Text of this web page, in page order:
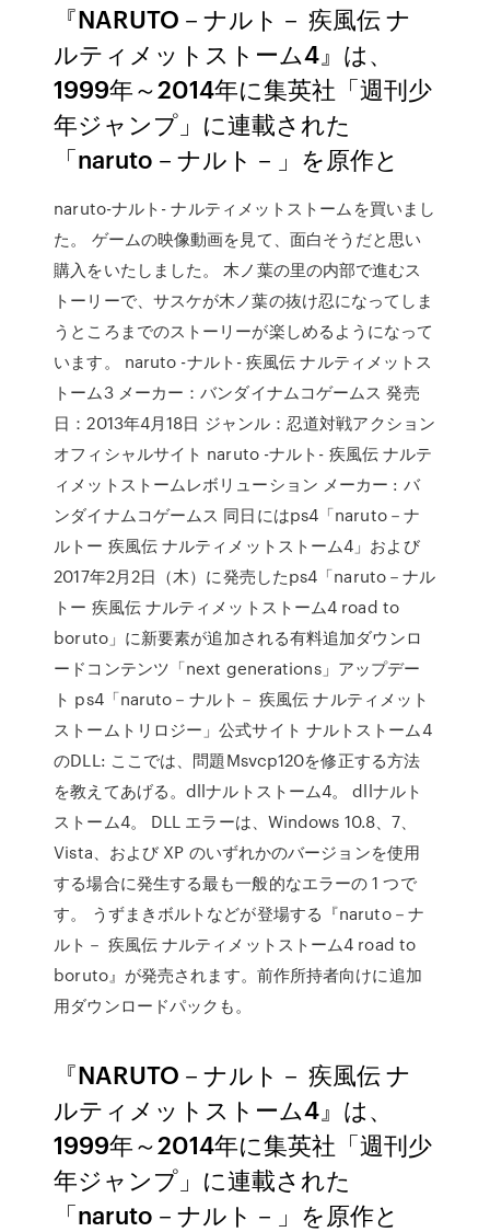
『NARUTO－ナルト－ 疾風伝 ナ
ルティメットストーム4』は、
1999年～2014年に集英社「週刊少
年ジャンプ」に連載された
「naruto－ナルト－」を原作と
naruto-ナルト- ナルティメットストームを買いまし
た。 ゲームの映像動画を見て、面白そうだと思い
購入をいたしました。 木ノ葉の里の内部で進むス
トーリーで、サスケが木ノ葉の抜け忍になってしま
うところまでのストーリーが楽しめるようになって
います。 naruto -ナルト- 疾風伝 ナルティメットス
トーム3 メーカー：バンダイナムコゲームス 発売
日：2013年4月18日 ジャンル：忍道対戦アクション
オフィシャルサイト naruto -ナルト- 疾風伝 ナルテ
ィメットストームレボリューション メーカー : バ
ンダイナムコゲームス 同日にはps4「naruto－ナ
ルトー 疾風伝 ナルティメットストーム4」および
2017年2月2日（木）に発売したps4「naruto－ナル
トー 疾風伝 ナルティメットストーム4 road to
boruto」に新要素が追加される有料追加ダウンロ
ードコンテンツ「next generations」アップデー
ト ps4「naruto－ナルト－ 疾風伝 ナルティメット
ストームトリロジー」公式サイト ナルトストーム4
のDLL: ここでは、問題Msvcp120を修正する方法
を教えてあげる。dllナルトストーム4。 dllナルト
ストーム4。 DLL エラーは、Windows 10.8、7、
Vista、および XP のいずれかのバージョンを使用
する場合に発生する最も一般的なエラーの 1 つで
す。 うずまきボルトなどが登場する『naruto－ナ
ルト－ 疾風伝 ナルティメットストーム4 road to
boruto』が発売されます。前作所持者向けに追加
用ダウンロードパックも。
『NARUTO－ナルト－ 疾風伝 ナ
ルティメットストーム4』は、
1999年～2014年に集英社「週刊少
年ジャンプ」に連載された
「naruto－ナルト－」を原作と